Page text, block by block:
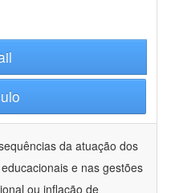
da atuação dos
e nas gestões
ou inflação de